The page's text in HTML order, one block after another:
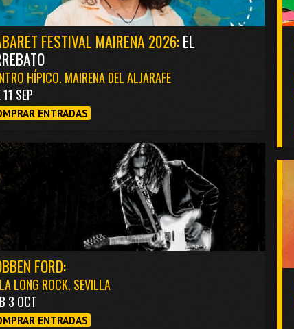
FESTIVAL MAIRENA 2026:EL
HÍPICO. MAIRENA DEL ALJARAFE
SEP
ENTRADAS
FORD:
LONG ROCK. SEVILLA
3 OCT
ENTRADAS